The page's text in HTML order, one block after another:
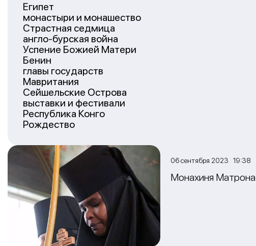
Египет
монастыри и монашество
Страстная седмица
англо-бурская война
Успение Божией Матери
Бенин
главы государств
Мавритания
Сейшельские Острова
выставки и фестивали
Республика Конго
Рождество
06 сентября 2023 19:38
Монахиня